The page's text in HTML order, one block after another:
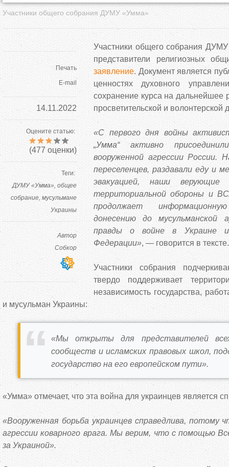
Участники общего собрания ДУМУ «Умма»
Печать
E-mail
14.11.2022
Оцените статью:
(477 оценки)
Теги:
ДУМУ «Умма» общее
собрание мусульмане
Украины
Автор
Собкор
Участники общего собрания
представители религиозных
заявление. Документ является
ценностях духовного
сохранение курса на дальнейшее
просветительской и волонтерской
«С первого дня войны
„Умма“ активно
вооруженной агрессии
переселенцев, раздавали еду и
эвакуацией, наши
территориальной обороны и
продолжает
донесению до мусульманской
правды о войне в Украине и
Федерации», — говорится в тексте.
Участники собрания
твердо поддерживает
независимость государства,
и мусульман Украины:
«Мы открыты для представителей
сообществ и исламских правовых школ,
государство на его европейском пути».
«Умма» отмечает, что эта война для украинцев является
«Вооруженная борьба украинцев справедлива,
агрессии коварного врага. Мы верим, что с помощью
за Украиной».